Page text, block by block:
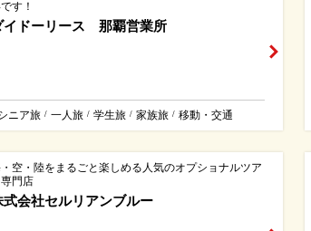
す！
イドーリース 那覇営業所
ニア旅 / 一人旅 / 学生旅 / 家族旅 / 移動・交通
空・陸をまるごと楽しめる人気のオプショナルツア
門店
式会社セルリアンブルー